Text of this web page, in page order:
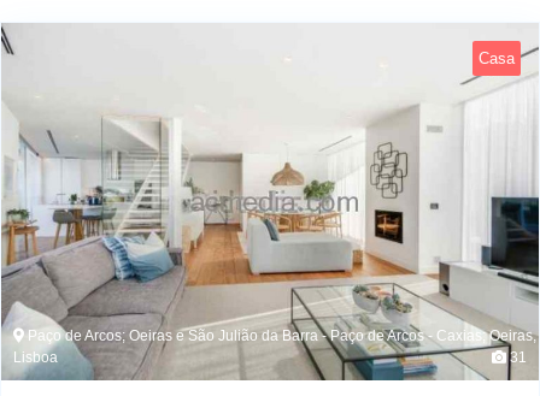
Casa
Paço de Arcos; Oeiras e São Julião da Barra - Paço de Arcos - Caxias; Oeiras,
Lisboa
31